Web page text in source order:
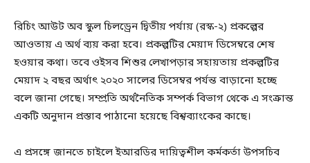
রিচিং আউট অব স্কুল চিলড্রেন দ্বিতীয় পর্যায় (রস্ক-২) প্রকল্পের
আওতায় এ অর্থ ব্যয় করা হবে। প্রকল্পটির মেয়াদ ডিসেম্বরে শেষ
হওয়ার কথা। তবে ওইসব শিশুর লেখাপড়ার সহায়তায় প্রকল্পটির
মেয়াদ ২ বছর অর্থাৎ ২০২০ সালের ডিসেম্বর পর্যন্ত বাড়ানো হচ্ছে
বলে জানা গেছে। সম্প্রতি অর্থনৈতিক সম্পর্ক বিভাগ থেকে এ সংক্রান্ত
একটি অনুদান প্রস্তাব পাঠানো হয়েছে বিশ্বব্যাংকের কাছে।
এ প্রসঙ্গে জানতে চাইলে ইআরডির দায়িত্বশীল কর্মকর্তা উপসচিব